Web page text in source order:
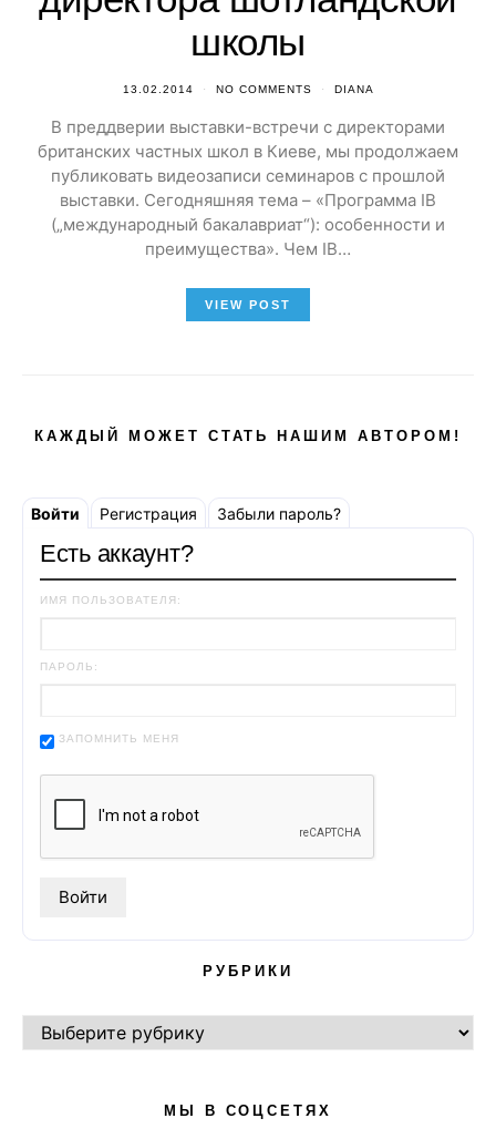
школы
13.02.2014 NO COMMENTS DIANA
В преддверии выставки-встречи с директорами
британских частных школ в Киеве, мы продолжаем
публиковать видеозаписи семинаров с прошлой
выставки. Сегодняшняя тема – «Программа IB
(„международный бакалавриат“): особенности и
преимущества». Чем IB…
VIEW POST
КАЖДЫЙ МОЖЕТ СТАТЬ НАШИМ АВТОРОМ!
Войти Регистрация Забыли пароль?
Есть аккаунт?
ИМЯ ПОЛЬЗОВАТЕЛЯ:
ПАРОЛЬ:
ЗАПОМНИТЬ МЕНЯ
РУБРИКИ
МЫ В СОЦСЕТЯХ